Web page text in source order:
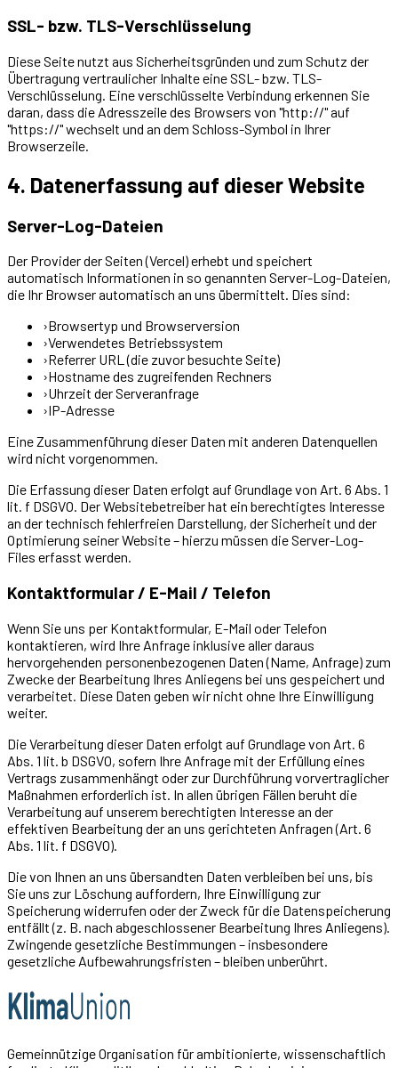
SSL- bzw. TLS-Verschlüsselung
Diese Seite nutzt aus Sicherheitsgründen und zum Schutz der
Übertragung vertraulicher Inhalte eine SSL- bzw. TLS-
Verschlüsselung. Eine verschlüsselte Verbindung erkennen Sie
daran, dass die Adresszeile des Browsers von "http://" auf
"https://" wechselt und an dem Schloss-Symbol in Ihrer
Browserzeile.
4. Datenerfassung auf dieser Website
Server-Log-Dateien
Der Provider der Seiten (Vercel) erhebt und speichert
automatisch Informationen in so genannten Server-Log-Dateien,
die Ihr Browser automatisch an uns übermittelt. Dies sind:
›Browsertyp und Browserversion
›Verwendetes Betriebssystem
›Referrer URL (die zuvor besuchte Seite)
›Hostname des zugreifenden Rechners
›Uhrzeit der Serveranfrage
›IP-Adresse
Eine Zusammenführung dieser Daten mit anderen Datenquellen
wird nicht vorgenommen.
Die Erfassung dieser Daten erfolgt auf Grundlage von Art. 6 Abs. 1
lit. f DSGVO. Der Websitebetreiber hat ein berechtigtes Interesse
an der technisch fehlerfreien Darstellung, der Sicherheit und der
Optimierung seiner Website – hierzu müssen die Server-Log-
Files erfasst werden.
Kontaktformular / E-Mail / Telefon
Wenn Sie uns per Kontaktformular, E-Mail oder Telefon
kontaktieren, wird Ihre Anfrage inklusive aller daraus
hervorgehenden personenbezogenen Daten (Name, Anfrage) zum
Zwecke der Bearbeitung Ihres Anliegens bei uns gespeichert und
verarbeitet. Diese Daten geben wir nicht ohne Ihre Einwilligung
weiter.
Die Verarbeitung dieser Daten erfolgt auf Grundlage von Art. 6
Abs. 1 lit. b DSGVO, sofern Ihre Anfrage mit der Erfüllung eines
Vertrags zusammenhängt oder zur Durchführung vorvertraglicher
Maßnahmen erforderlich ist. In allen übrigen Fällen beruht die
Verarbeitung auf unserem berechtigten Interesse an der
effektiven Bearbeitung der an uns gerichteten Anfragen (Art. 6
Abs. 1 lit. f DSGVO).
Die von Ihnen an uns übersandten Daten verbleiben bei uns, bis
Sie uns zur Löschung auffordern, Ihre Einwilligung zur
Speicherung widerrufen oder der Zweck für die Datenspeicherung
entfällt (z. B. nach abgeschlossener Bearbeitung Ihres Anliegens).
Zwingende gesetzliche Bestimmungen – insbesondere
gesetzliche Aufbewahrungsfristen – bleiben unberührt.
Gemeinnützige Organisation für ambitionierte, wissenschaftlich